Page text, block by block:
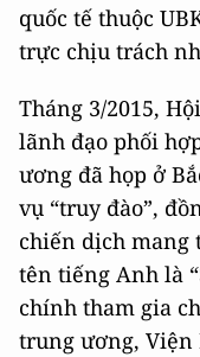
quốc tế thuộc
trực chịu trách
Tháng 3/2015,
lãnh đạo phối
ương đã họp ở
vụ “truy đào”,
chiến dịch mang
tên tiếng Anh là
chính tham gia
trung ương, Viện